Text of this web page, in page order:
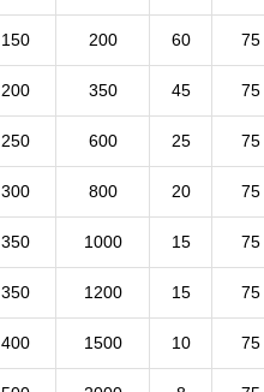
150 200 60 75
200 350 45 75
250 600 25 75
300 800 20 75
350 1000 15 75
350 1200 15 75
400 1500 10 75